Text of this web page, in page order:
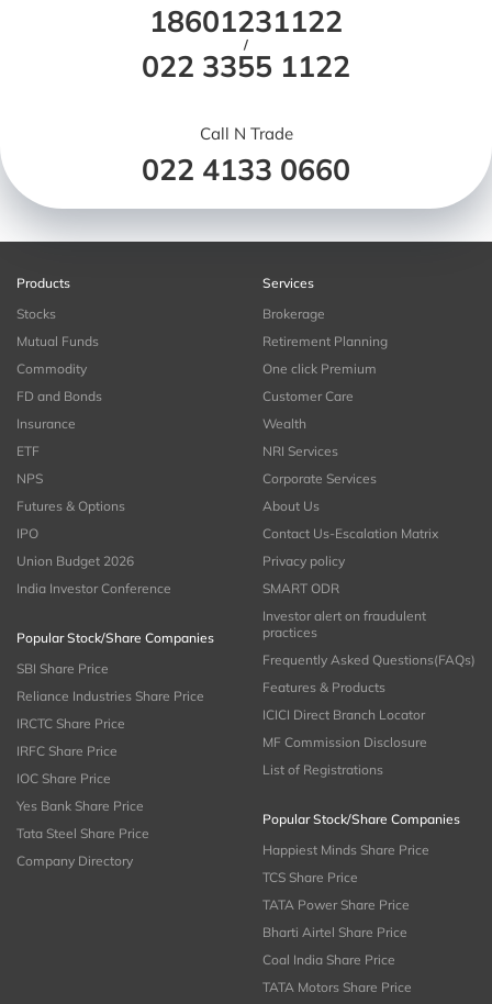
18601231122
/
022 3355 1122
Call N Trade
022 4133 0660
Products
Stocks
Mutual Funds
Commodity
FD and Bonds
Insurance
ETF
NPS
Futures & Options
IPO
Union Budget 2026
India Investor Conference
Popular Stock/Share Companies
SBI Share Price
Reliance Industries Share Price
IRCTC Share Price
IRFC Share Price
IOC Share Price
Yes Bank Share Price
Tata Steel Share Price
Company Directory
Services
Brokerage
Retirement Planning
One click Premium
Customer Care
Wealth
NRI Services
Corporate Services
About Us
Contact Us-Escalation Matrix
Privacy policy
SMART ODR
Investor alert on fraudulent
practices
Frequently Asked Questions(FAQs)
Features & Products
ICICI Direct Branch Locator
MF Commission Disclosure
List of Registrations
Popular Stock/Share Companies
Happiest Minds Share Price
TCS Share Price
TATA Power Share Price
Bharti Airtel Share Price
Coal India Share Price
TATA Motors Share Price